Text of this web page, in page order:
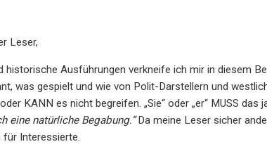
Leser,
historische Ausführungen verkneife ich mir in diesem
was gespielt und wie von Polit-Darstellern und
KANN es nicht begreifen. „Sie“ oder „er“ MUSS
eine natürliche Begabung.“Da meine Leser sicher
für Interessierte.